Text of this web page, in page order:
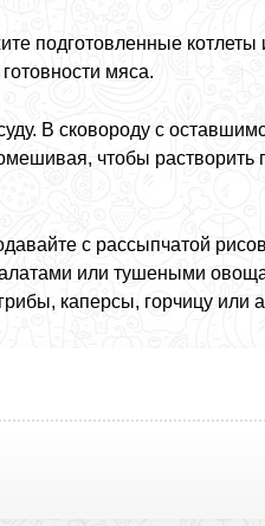
подготовленные
мяса.
В сковороду с
чтобы
с рассыпчатой
или тушеными
каперсы, горчицу или